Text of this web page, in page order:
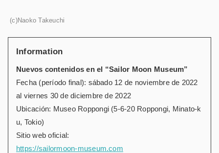
(c)Naoko Takeuchi
Information
Nuevos contenidos en el “Sailor Moon Museum”
Fecha (período final): sábado 12 de noviembre de 2022
al viernes 30 de diciembre de 2022
Ubicación: Museo Roppongi (5-6-20 Roppongi, Minato-k
u, Tokio)
Sitio web oficial:
https://sailormoon-museum.com